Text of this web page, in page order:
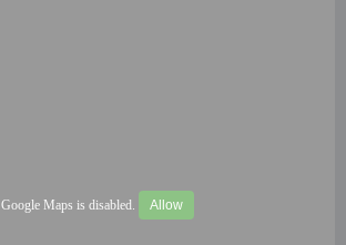
Google Maps is disabled. Allow